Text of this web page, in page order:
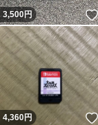
3,500円
4,360円